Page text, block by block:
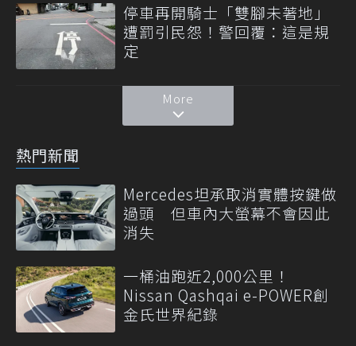
停車再開騎士「雙腳未著地」
遭罰引民怨！警回覆：這是規
定
More
熱門新聞
Mercedes坦承取消實體按鍵做
過頭 但車內大螢幕不會因此
消失
一桶油跑近2,000公里！
Nissan Qashqai e-POWER創
金氏世界紀錄